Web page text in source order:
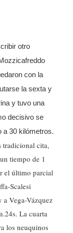
otro
con la
la sexta y
y tuvo una
decisivo se
a 30 kilómetros.
tradicional cita,
tiempo de 1
el último parcial
Scalesi
Vega-Vázquez
La cuarta
los neuquinos